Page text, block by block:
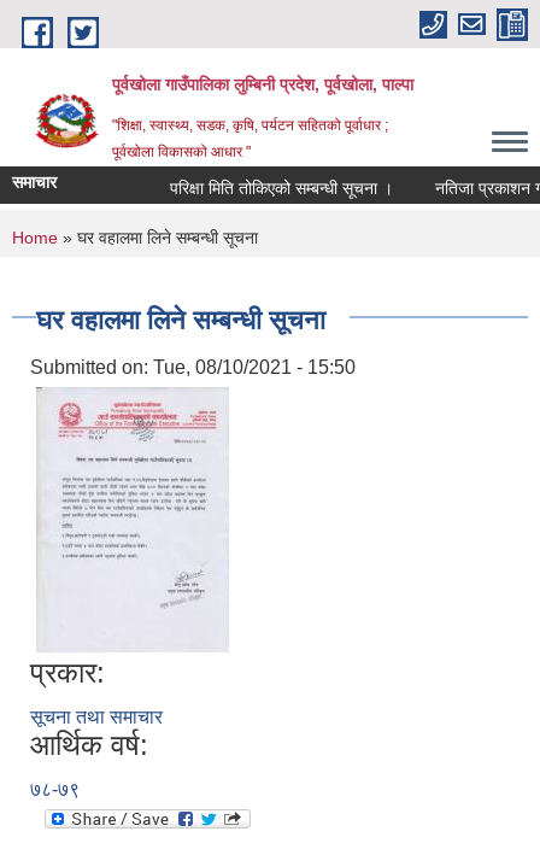
Skip to main content
पूर्वखोला गाउँपालिका लुम्बिनी प्रदेश, पूर्वखोला, पाल्पा
"शिक्षा, स्वास्थ्य, सडक, कृषि, पर्यटन सहितको पूर्वाधार ;
पूर्वखोला विकासको आधार "
समाचार परिक्षा मिति तोकिएको सम्बन्धी सूचना । नतिजा प्रकाशन
You are here
Home » घर वहालमा लिने सम्बन्धी सूचना
घर वहालमा लिने सम्बन्धी सूचना
Submitted on: Tue, 08/10/2021 - 15:50
प्रकार:
सूचना तथा समाचार
आर्थिक वर्ष:
७८-७९